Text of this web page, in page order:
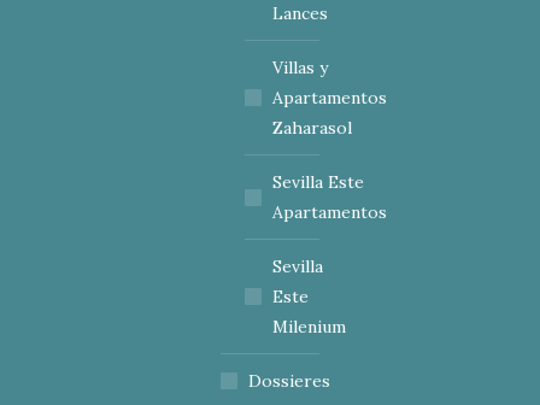
Lances
Villas y
Apartamentos
Zaharasol
Sevilla Este
Apartamentos
Sevilla
Este
Milenium
Dossieres